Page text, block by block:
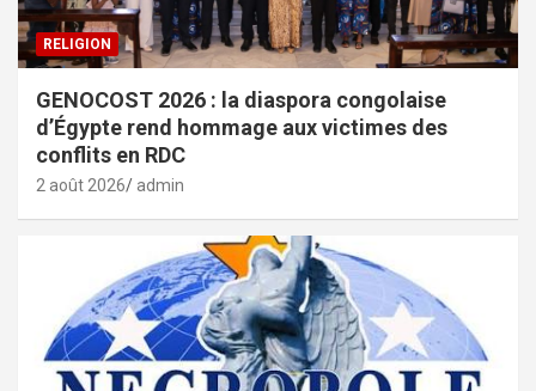
RELIGION
GENOCOST 2026 : la diaspora congolaise
d’Égypte rend hommage aux victimes des
conflits en RDC
2 août 2026 admin